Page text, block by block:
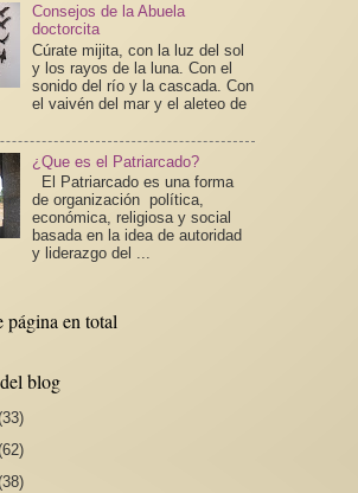
Consejos de la Abuela
doctorcita
Cúrate mijita, con la luz del sol
y los rayos de la luna. Con el
sonido del río y la cascada. Con
el vaivén del mar y el aleteo de
¿Que es el Patriarcado?
El Patriarcado es una forma
de organización política,
económica, religiosa y social
basada en la idea de autoridad
y liderazgo del ...
página en total
blog